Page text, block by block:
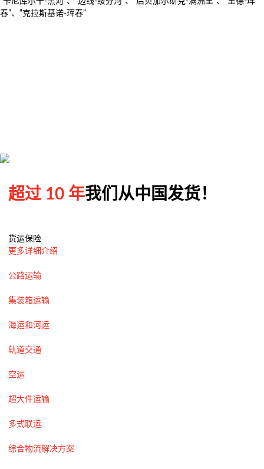
春”、“克拉斯基诺-珲春”
超过 10 年我们从中国发货！
货运保险
更多详细介绍
公路运输
集装箱运输
海运和河运
轨道交通
空运
超大件运输
多式联运
综合物流解决方案